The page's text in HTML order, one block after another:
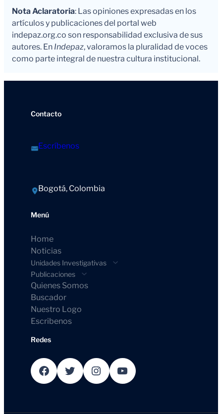
Nota Aclaratoria: Las opiniones expresadas en los
artículos y publicaciones del portal web
indepaz.org.co son responsabilidad exclusiva de sus
autores. En Indepaz, valoramos la pluralidad de voces
como parte integral de nuestra cultura institucional.
Contacto
Escríbenos
Bogotá, Colombia
Menú
Home
Noticias
Unidades Investigativas
Publicaciones
Quienes Somos
Buscador
Nuestro Logo
Escribenos
Redes
Facebook Twitter Instagram YouTube